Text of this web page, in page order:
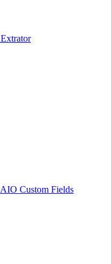
Extrator
AIO Custom Fields